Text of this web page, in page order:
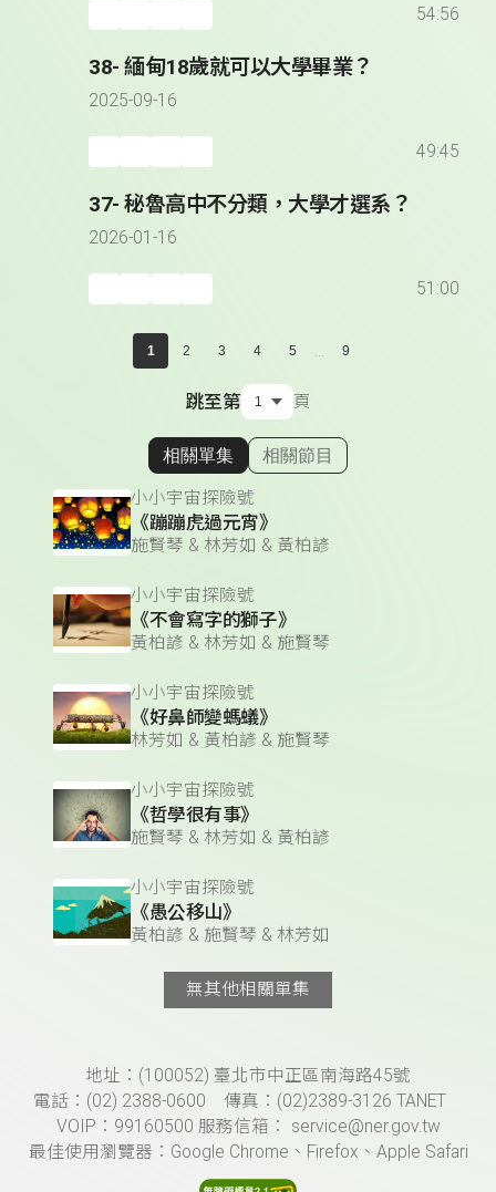
54:56
38- 緬甸18歲就可以大學畢業？
2025-09-16
49:45
37- 秘魯高中不分類，大學才選系？
2026-01-16
51:00
1 2 3 4 5 ... 9
跳至第 頁
顯示相關單集
相關單集 相關節目
小小宇宙探險號
《蹦蹦虎過元宵》
施賢琴 & 林芳如 & 黃柏諺
小小宇宙探險號
《不會寫字的獅子》
黃柏諺 & 林芳如 & 施賢琴
小小宇宙探險號
《好鼻師變螞蟻》
林芳如 & 黃柏諺 & 施賢琴
小小宇宙探險號
《哲學很有事》
施賢琴 & 林芳如 & 黃柏諺
小小宇宙探險號
《愚公移山》
黃柏諺 & 施賢琴 & 林芳如
無其他相關單集
頁尾資訊地址：(100052) 臺北市中正區南海路45號
電話：(02) 2388-0600 傳真：(02)2389-3126 TANET
VOIP：99160500 服務信箱： service@ner.gov.tw
最佳使用瀏覽器：Google Chrome、Firefox、Apple Safari